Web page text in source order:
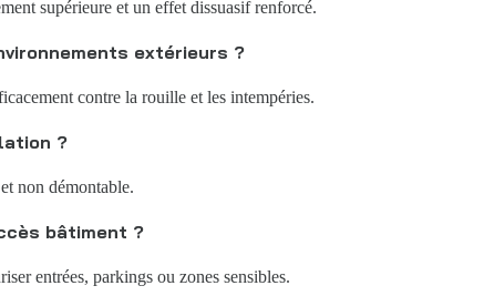
supérieure et un effet dissuasif renforcé.
extérieurs ?
contre la rouille et les intempéries.
?
non démontable.
bâtiment ?
entrées, parkings ou zones sensibles.